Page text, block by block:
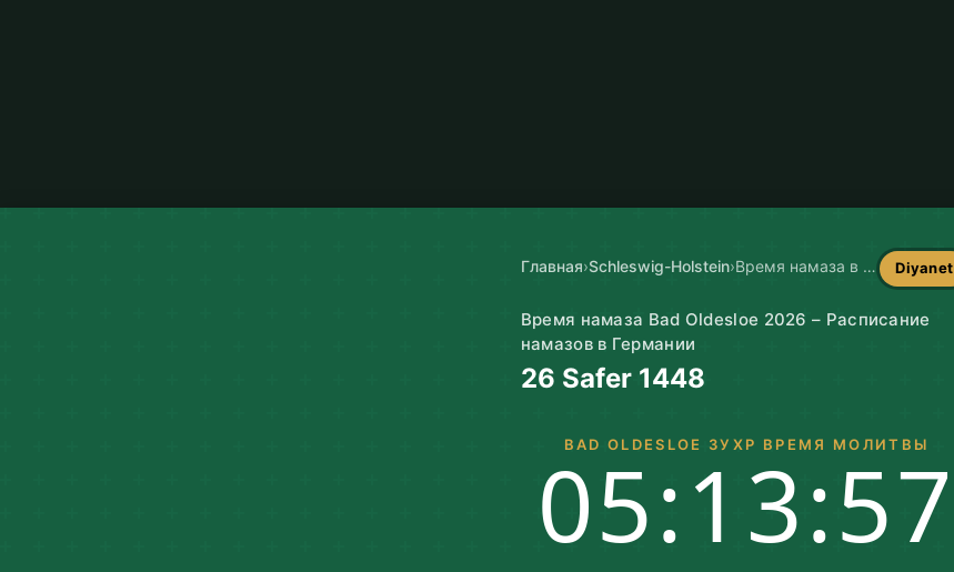
Главная›Schleswig-Holstein› Время намаза в Bad Oldesloe Diyanet
Время намаза Bad Oldesloe 2026 – Расписание
намазов в Германии
26 Safer 1448
BAD OLDESLOE ЗУХР ВРЕМЯ МОЛИТВЫ
05:13:56